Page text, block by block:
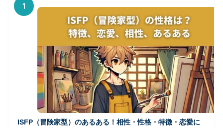
1
ISFP（冒険家型）のあるある！相性・性格・特徴・恋愛に